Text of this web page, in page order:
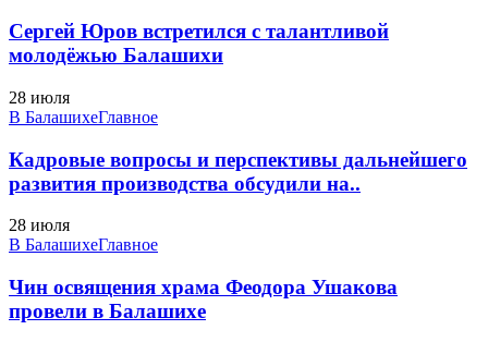
Сергей Юров встретился с талантливой
молодёжью Балашихи
28 июля
В БалашихеГлавное
Кадровые вопросы и перспективы дальнейшего
развития производства обсудили на..
28 июля
В БалашихеГлавное
Чин освящения храма Феодора Ушакова
провели в Балашихе